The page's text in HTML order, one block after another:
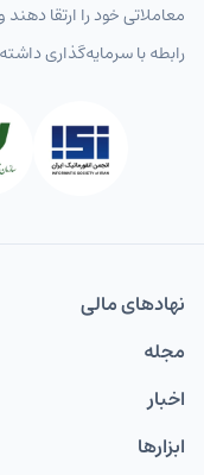
معاملاتی خود را ارتقا
رابطه با سرمایه‌گذاری
نهاد‌های مالی
مجله
اخبار
ابزارها